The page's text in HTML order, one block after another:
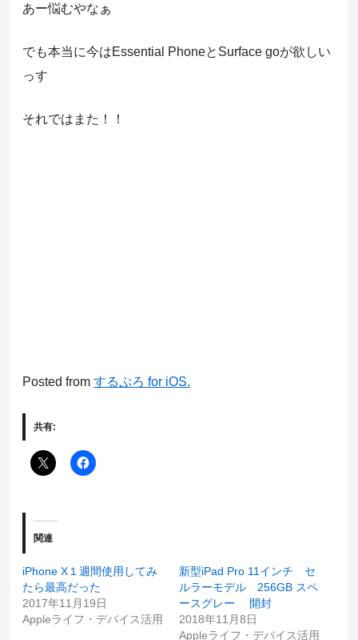
あー悩むやなぁ
でも本当に今はEssential PhoneとSurface goが欲しい
っす
それではまた！！
Posted from するぷろ for iOS.
共有:
関連
iPhone X１週間使用してみ
たら最高だった
2017年11月19日
Appleライフ・デバイス活用
新型iPad Pro 11インチ セ
ルラーモデル 256GB スペ
ースグレー 開封
2018年11月8日
Appleライフ・デバイス活用